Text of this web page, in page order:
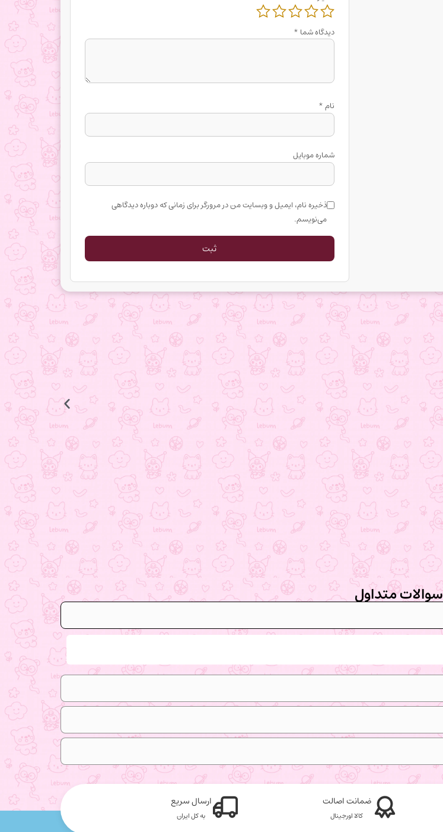
دیدگاه شما *
نام*
شماره موبایل
ذخیره نام، ایمیل و وبسایت من در مرورگر برای زمانی که دوباره دیدگاهی
می‌نویسم.
انگشتر ستاره
398.000 تومان
سوالات متداول
ضمانت اصالت
کالا اورجینال
ارسال سریع
به کل ایران